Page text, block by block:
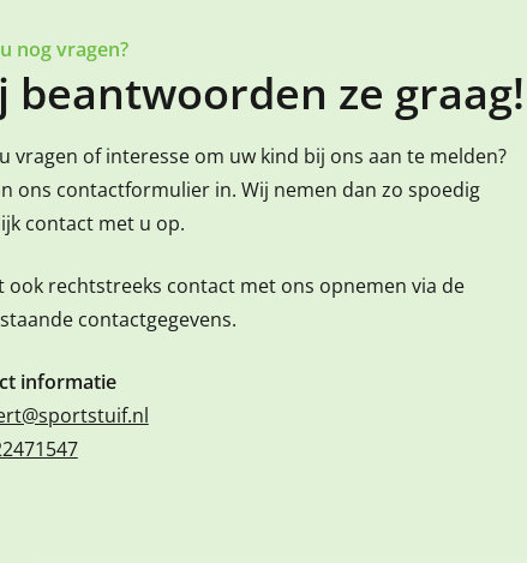
nog vragen?
beantwoorden ze graag!
vragen of interesse om uw kind bij ons aan te melden?
ons contactformulier in. Wij nemen dan zo spoedig
contact met u op.
ook rechtstreeks contact met ons opnemen via de
contactgegevens.
informatie